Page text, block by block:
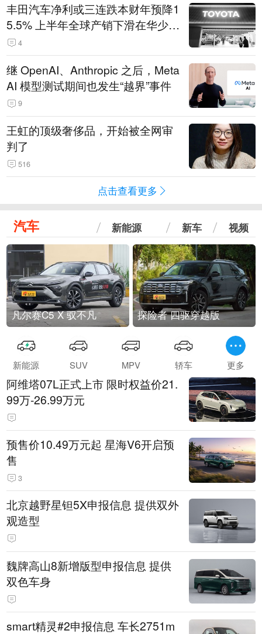
丰田汽车净利或三连跌本财年预降1
5.5% 上半年全球产销下滑在华少卖
14.3万辆
4
继 OpenAI、Anthropic 之后，Meta
AI 模型测试期间也发生“越界”事件
9
王虹的顶级奢侈品，开始被全网审
判了
516
点击查看更多
汽车 新能源 新车 视频
凡尔赛C5 X 驭不凡 探险者 四驱穿越版
新能源 SUV MPV 轿车 更多
阿维塔07L正式上市 限时权益价21.
99万-26.99万元
预售价10.49万元起 星海V6开启预
售
3
北京越野星钽5X申报信息 提供双外
观造型
魏牌高山8新增版型申报信息 提供
双色车身
smart精灵#2申报信息 车长2751m